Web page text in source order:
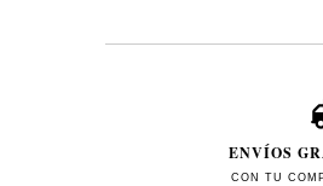
ENVÍOS
CON TU